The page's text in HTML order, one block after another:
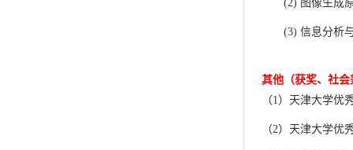
(2) 图像生成
(3) 信息分析
其他（获奖、 社会
（1） 天津大学优
（2）天津大学优